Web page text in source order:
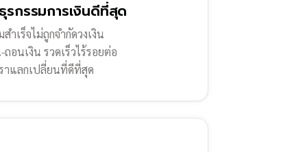
กรรมการเงินดีที่สุด
ำเร็จไม่ถูกจำกัดวงเงิน
ถอนเงิน รวดเร็วไร้รอยต่อ
าแลกเปลี่ยนที่ดีที่สุด